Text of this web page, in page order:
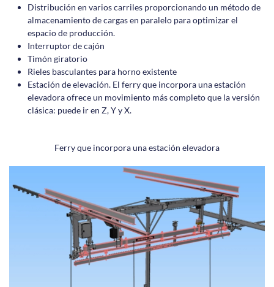
Distribución en varios carriles proporcionando un método de
almacenamiento de cargas en paralelo para optimizar el
espacio de producción.
Interruptor de cajón
Timón giratorio
Rieles basculantes para horno existente
Estación de elevación. El ferry que incorpora una estación
elevadora ofrece un movimiento más completo que la versión
clásica: puede ir en Z, Y y X.
Ferry que incorpora una estación elevadora